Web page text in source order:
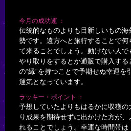
今月の成功運
伝統的なものよりも目新しいもの
勢です。遠方へと旅行することで何
て来ることでしょう。動けない人
やり取りをするとか通販で購入する
の“縁”を持つことで予期せぬ幸運を
運気となっています。
ラッキー・ポイント
予想していたよりもはるかに収穫の
り成果を期待せずに出かけた方が
れることでしょう。幸運な時間帯